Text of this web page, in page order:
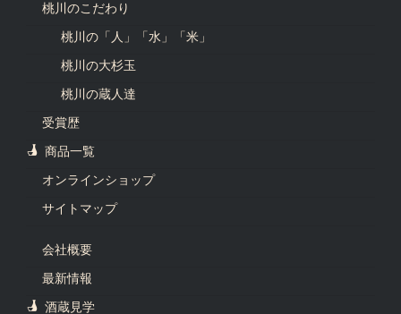
桃川のこだわり
桃川の「人」「水」「米」
桃川の大杉玉
桃川の蔵人達
受賞歴
商品一覧
オンラインショップ
サイトマップ
会社概要
最新情報
酒蔵見学